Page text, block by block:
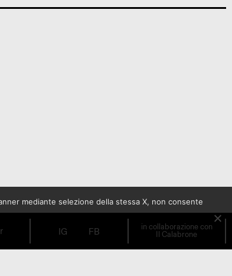
IG FB in collaborazione con
Il Calabrone
mediante selezione della stessa X, non consente